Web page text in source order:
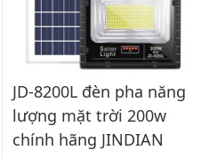
JD-8200L đèn pha năng
lượng mặt trời 200w
chính hãng JINDIAN